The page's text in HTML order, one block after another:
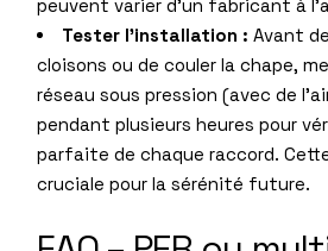
peuvent varier d’un fabricant à
Tester l’installation : Avant
cloisons ou de couler la chape,
réseau sous pression (avec de
pendant plusieurs heures pour
parfaite de chaque raccord.
cruciale pour la sérénité future.